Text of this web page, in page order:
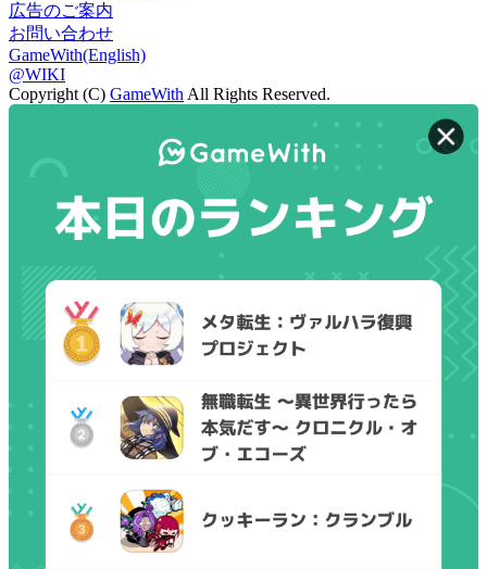
広告のご案内
お問い合わせ
GameWith(English)
@WIKI
Copyright (C) GameWith All Rights Reserved.